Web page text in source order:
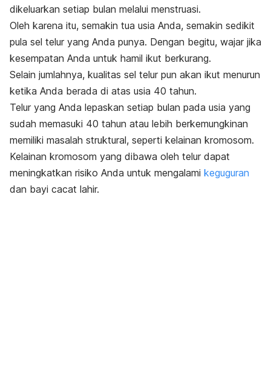
dikeluarkan setiap bulan melalui menstruasi.
Oleh karena itu, semakin tua usia Anda, semakin sedikit
pula sel telur yang Anda punya. Dengan begitu, wajar jika
kesempatan Anda untuk hamil ikut berkurang.
Selain jumlahnya, kualitas sel telur pun akan ikut menurun
ketika Anda berada di atas usia 40 tahun.
Telur yang Anda lepaskan setiap bulan pada usia yang
sudah memasuki 40 tahun atau lebih berkemungkinan
memiliki masalah struktural, seperti kelainan kromosom.
Kelainan kromosom yang dibawa oleh telur dapat
meningkatkan risiko Anda untuk mengalami keguguran
dan bayi cacat lahir.